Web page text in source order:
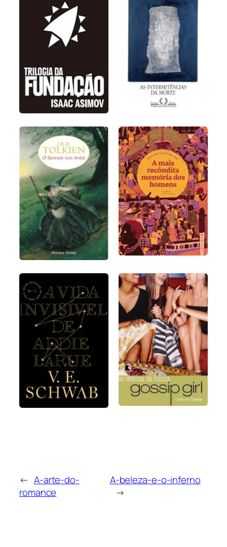
← A-arte-do-
romance
A-beleza-e-o-inferno
→